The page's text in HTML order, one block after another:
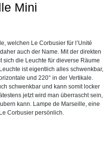
Mini
welchen Le Corbusier für l’Unité
auch der Name. Mit der direkten
die Leuchte für dieverse Räume
ist eigentlich alles schwenkbar,
und 220° in der Vertikale.
schwenkbar und kann somit locker
jetzt wird man überrascht sein,
kann. Lampe de Marseille, eine
Corbusier persönlich.